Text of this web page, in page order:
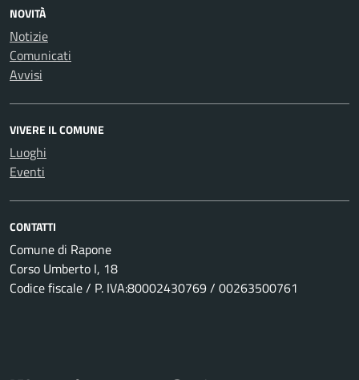
NOVITÀ
Notizie
Comunicati
Avvisi
VIVERE IL COMUNE
Luoghi
Eventi
CONTATTI
Comune di Rapone
Corso Umberto I, 18
Codice fiscale / P. IVA:80002430769 / 00263500761